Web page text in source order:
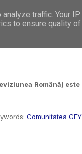
WE DO
Română)
Comunitatea
traffic. Your
to ensure quality